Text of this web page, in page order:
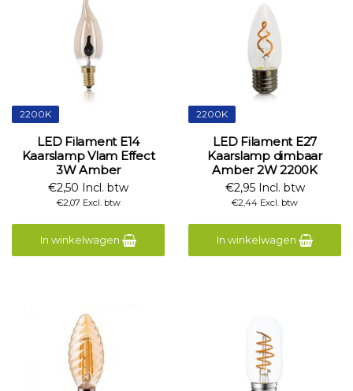
2200K
LED Filament E14
Kaarslamp Vlam Effect
3W Amber
€2,50 Incl. btw
€2,07 Excl. btw
In winkelwagen
2200K
LED Filament E27
Kaarslamp dimbaar
Amber 2W 2200K
€2,95 Incl. btw
€2,44 Excl. btw
In winkelwagen